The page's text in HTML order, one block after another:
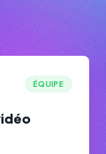
ÉQUIPE